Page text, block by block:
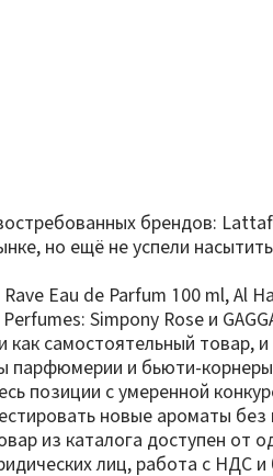
брендов:
но ещё не успели
Eau de Parfum 100 ml, Al
Simpony Rose и
самостоятельный товар, и
парфюмерии и бьюти-
позиции с умеренной
новые ароматы без
из каталога доступен от
лиц, работа с НДС и